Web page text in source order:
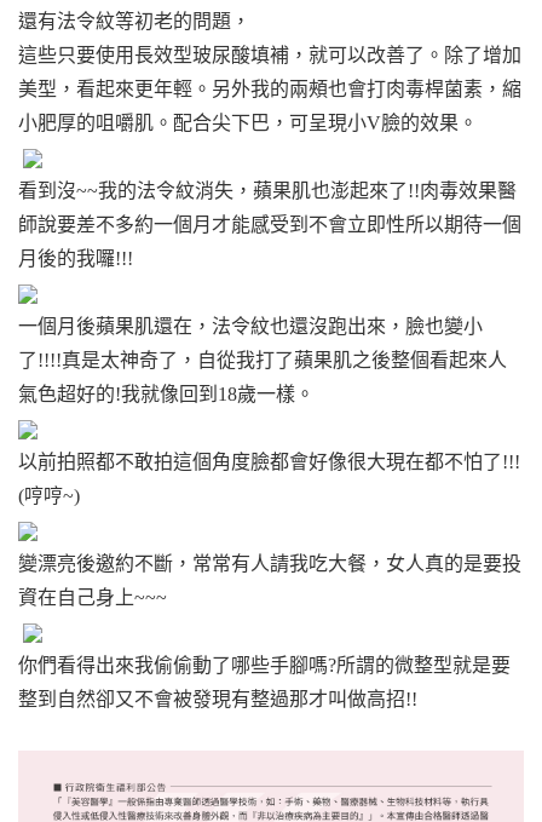
還有法令紋等初老的問題，
這些只要使用長效型玻尿酸填補，就可以改善了。除了增加
美型，看起來更年輕。另外我的兩頰也會打肉毒桿菌素，縮
小肥厚的咀嚼肌。配合尖下巴，可呈現小V臉的效果。
看到沒~~我的法令紋消失，蘋果肌也澎起來了!!肉毒效果醫
師說要差不多約一個月才能感受到不會立即性所以期待一個
月後的我囉!!!
一個月後蘋果肌還在，法令紋也還沒跑出來，臉也變小
了!!!!真是太神奇了，自從我打了蘋果肌之後整個看起來人
氣色超好的!我就像回到18歲一樣。
以前拍照都不敢拍這個角度臉都會好像很大現在都不怕了!!!
(哼哼~)
變漂亮後邀約不斷，常常有人請我吃大餐，女人真的是要投
資在自己身上~~~
你們看得出來我偷偷動了哪些手腳嗎?所謂的微整型就是要
整到自然卻又不會被發現有整過那才叫做高招!!